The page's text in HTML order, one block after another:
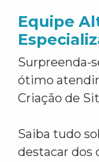
Equipe
Surpreenda-
ótimo
Criação de
Saiba tudo
destacar dos